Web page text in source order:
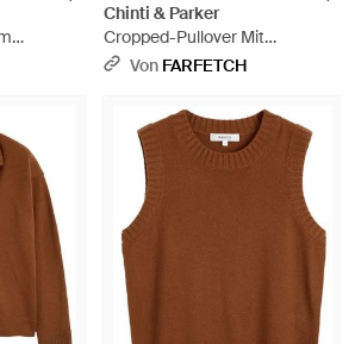
Chinti & Parker
Cropped-Pullover Mit
Geripptem Besatz - Rot
Von FARFETCH